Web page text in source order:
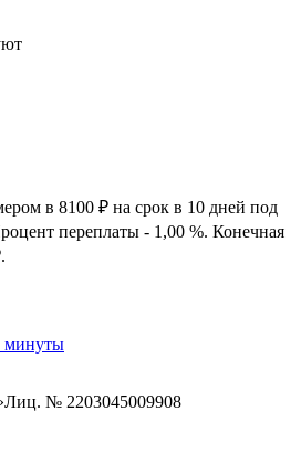
в 8100 ₽ на срок в 10 дней под
переплаты - 1,00 %. Конечная
минуты
Лиц. № 2203045009908